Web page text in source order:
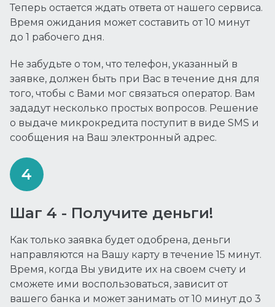
Теперь остается ждать ответа от нашего сервиса.
Время ожидания может составить от 10 минут
до 1 рабочего дня.
Не забудьте о том, что телефон, указанный в
заявке, должен быть при Вас в течение дня для
того, чтобы с Вами мог связаться оператор. Вам
зададут несколько простых вопросов. Решение
о выдаче микрокредита поступит в виде SMS и
сообщения на Ваш электронный адрес.
Шаг 4 - Получите деньги!
Как только заявка будет одобрена, деньги
направляются на Вашу карту в течение 15 минут.
Время, когда Вы увидите их на своем счету и
сможете ими воспользоваться, зависит от
вашего банка и может занимать от 10 минут до 3